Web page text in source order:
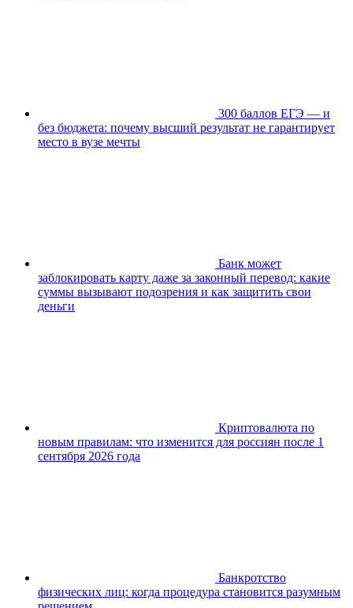
300 баллов ЕГЭ — и
без бюджета: почему высший результат не гарантирует
место в вузе мечты
Банк может
заблокировать карту даже за законный перевод: какие
суммы вызывают подозрения и как защитить свои
деньги
Криптовалюта по
новым правилам: что изменится для россиян после 1
сентября 2026 года
Банкротство
физических лиц: когда процедура становится разумным